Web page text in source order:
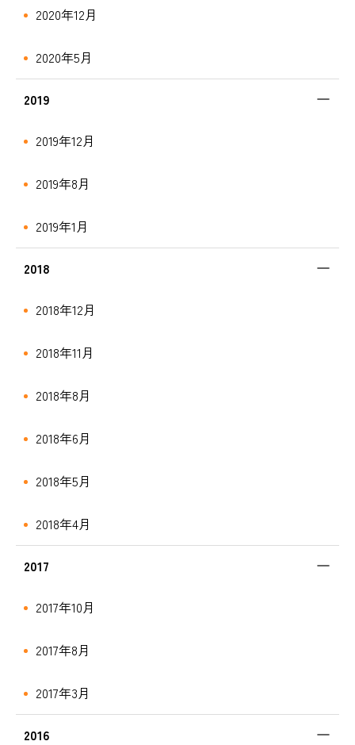
2020年12月
2020年5月
2019
2019年12月
2019年8月
2019年1月
2018
2018年12月
2018年11月
2018年8月
2018年6月
2018年5月
2018年4月
2017
2017年10月
2017年8月
2017年3月
2016